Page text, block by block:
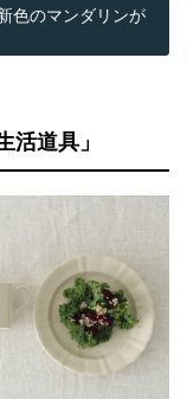
色のマンダリンが
活道具」